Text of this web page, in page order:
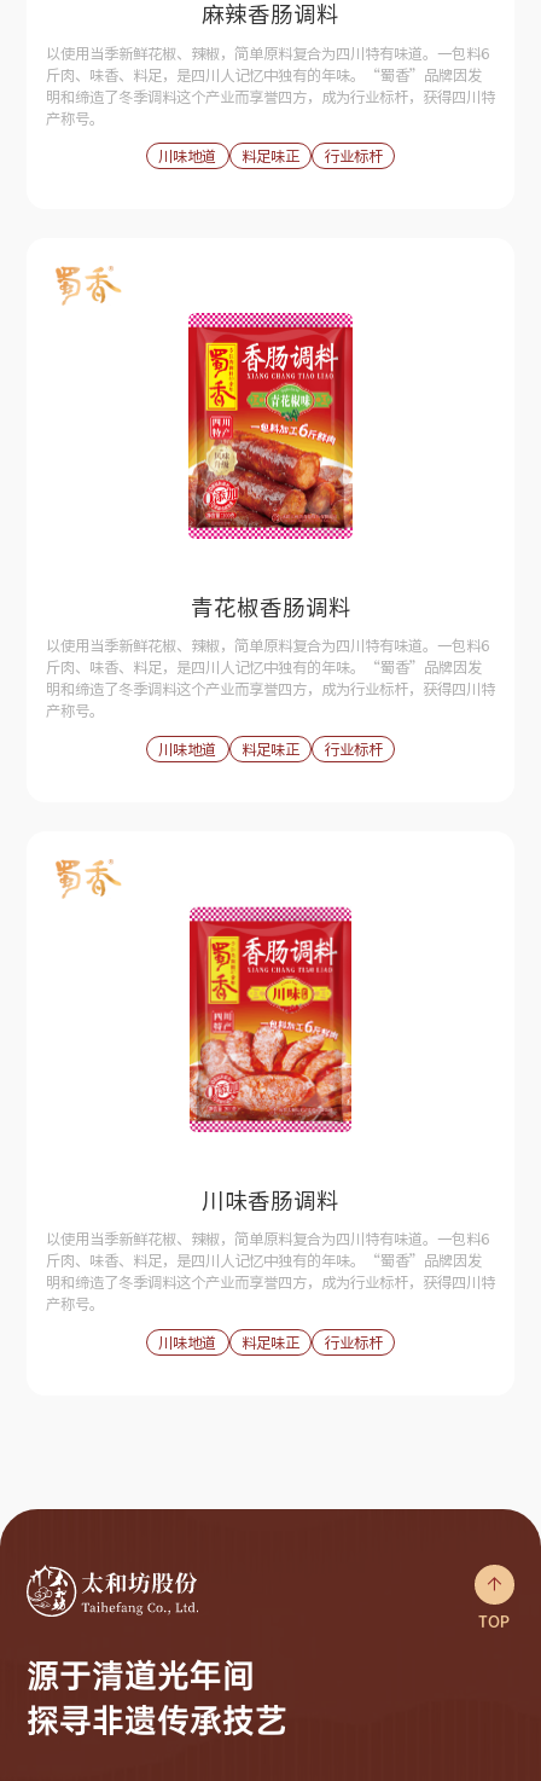
麻辣香肠调料
以使用当季新鲜花椒、辣椒，简单原料复合为四川特有味道。一包料6
斤肉、味香、料足，是四川人记忆中独有的年味。“蜀香”品牌因发
明和缔造了冬季调料这个产业而享誉四方，成为行业标杆，获得四川特
产称号。
川味地道 料足味正 行业标杆
青花椒香肠调料
以使用当季新鲜花椒、辣椒，简单原料复合为四川特有味道。一包料6
斤肉、味香、料足，是四川人记忆中独有的年味。“蜀香”品牌因发
明和缔造了冬季调料这个产业而享誉四方，成为行业标杆，获得四川特
产称号。
川味地道 料足味正 行业标杆
川味香肠调料
以使用当季新鲜花椒、辣椒，简单原料复合为四川特有味道。一包料6
斤肉、味香、料足，是四川人记忆中独有的年味。“蜀香”品牌因发
明和缔造了冬季调料这个产业而享誉四方，成为行业标杆，获得四川特
产称号。
川味地道 料足味正 行业标杆
源于清道光年间
探寻非遗传承技艺

TOP